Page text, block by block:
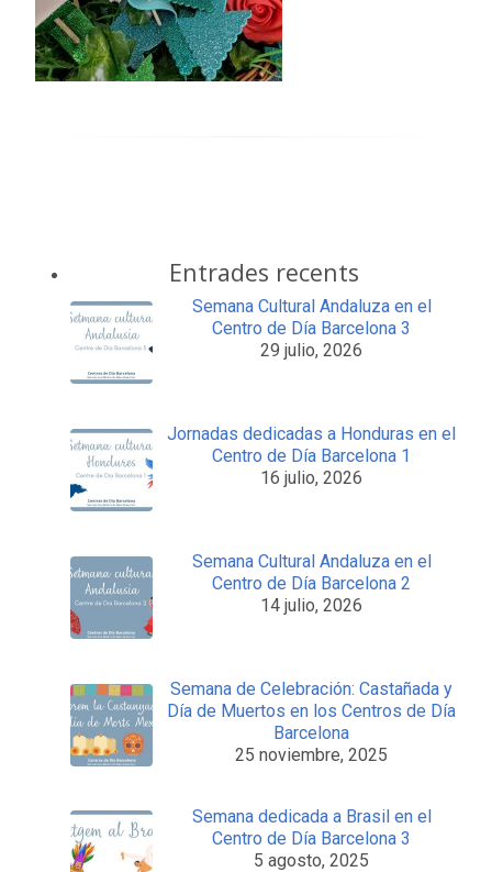
Entrades recents
Semana Cultural Andaluza en el
Centro de Día Barcelona 3
29 julio, 2026
Jornadas dedicadas a Honduras en el
Centro de Día Barcelona 1
16 julio, 2026
Semana Cultural Andaluza en el
Centro de Día Barcelona 2
14 julio, 2026
Semana de Celebración: Castañada y
Día de Muertos en los Centros de Día
Barcelona
25 noviembre, 2025
Semana dedicada a Brasil en el
Centro de Día Barcelona 3
5 agosto, 2025